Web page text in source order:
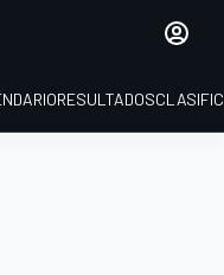
RESULTADOS